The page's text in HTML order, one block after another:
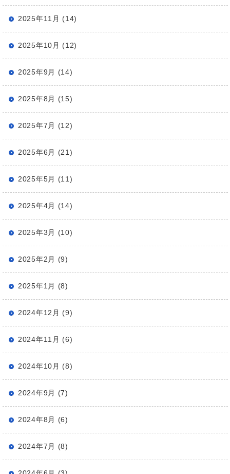
2025年11月 (14)
2025年10月 (12)
2025年9月 (14)
2025年8月 (15)
2025年7月 (12)
2025年6月 (21)
2025年5月 (11)
2025年4月 (14)
2025年3月 (10)
2025年2月 (9)
2025年1月 (8)
2024年12月 (9)
2024年11月 (6)
2024年10月 (8)
2024年9月 (7)
2024年8月 (6)
2024年7月 (8)